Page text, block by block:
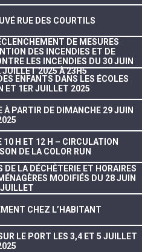
RUE DES COURTILS
DE MESURES
DES INCENDIES ET DE
LES INCENDIES DU 30 JUIN
2025 À 23H5
ENFANTS DANS LES ÉCOLES
ET 1ER JUILLET 2025
À PARTIR DE DIMANCHE 29 JUIN
H ET 12 H – CIRCULATION
DE LA COLOR RUN
DE LA DÉCHÈTERIE ET HORAIRES
MODIFIÉS DU 28 JUIN
CHEZ L’HABITANT
LE PORT LES 3,4 ET 5 JUILLET